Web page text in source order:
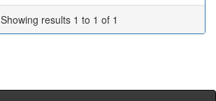
Showing results 1 to 1 of 1